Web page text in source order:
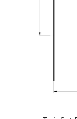
Anmelden /